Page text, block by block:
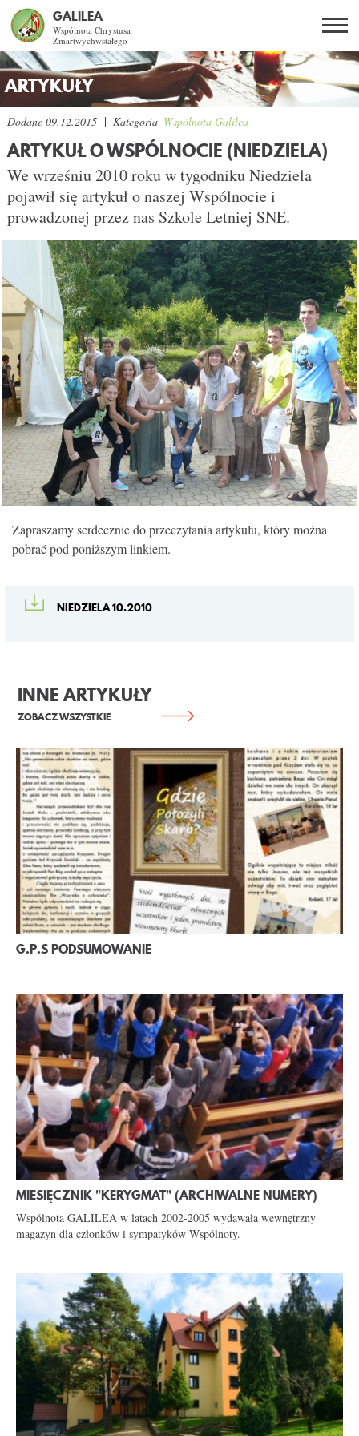
GALILEA
Wspólnota Chrystusa
Zmartwychwstałego
PL BG
Szukaj
CO DAJE ŻYCIE Z JEZUSEM?
SPOTKANIA OTWARTE
DLA KOGO?
AKTUALNOŚCI
WSPÓLNOTA
KURSY SNE
KONTAKT
ARTYKUŁY
Dodane 09.12.2015 Kategoria Wspólnota Galilea
ARTYKUŁ O WSPÓLNOCIE (NIEDZIELA)
We wrześniu 2010 roku w tygodniku Niedziela
pojawił się artykuł o naszej Wspólnocie i
prowadzonej przez nas Szkole Letniej SNE.
Zapraszamy serdecznie do przeczytania artykułu, który można
pobrać pod poniższym linkiem.
NIEDZIELA 10.2010
INNE ARTYKUŁY
ZOBACZ WSZYSTKIE
G.P.S PODSUMOWANIE
MIESIĘCZNIK "KERYGMAT" (ARCHIWALNE NUMERY)
Wspólnota GALILEA w latach 2002-2005 wydawała wewnętrzny
magazyn dla członków i sympatyków Wspólnoty.